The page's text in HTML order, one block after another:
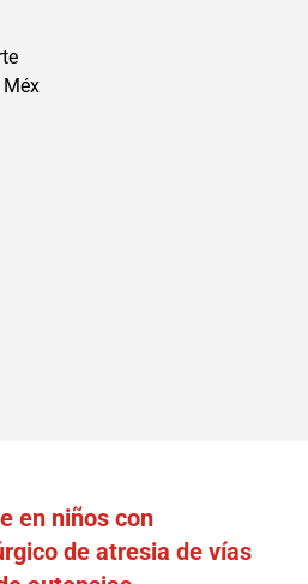
en niños con
de atresia de vías